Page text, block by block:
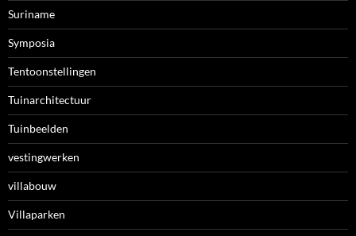
Suriname
Symposia
Tentoonstellingen
Tuinarchitectuur
Tuinbeelden
vestingwerken
villabouw
Villaparken